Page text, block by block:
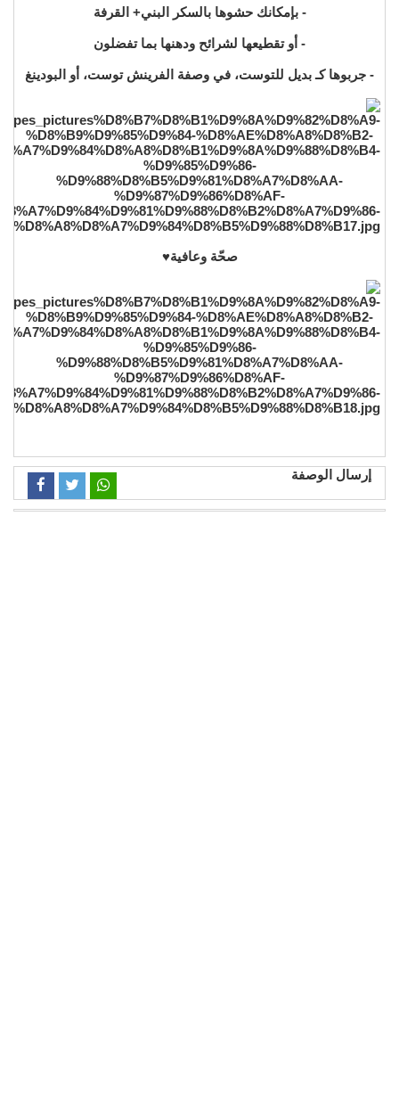
- بإمكانك حشوها بالسكر البني+ القرفة
- أو تقطيعها لشرائح ودهنها بما تفضلون
- جربوها كـ بديل للتوست، في وصفة الفرينش توست، أو البودينغ
صحّة وعافية♥️
إرسال الوصفة